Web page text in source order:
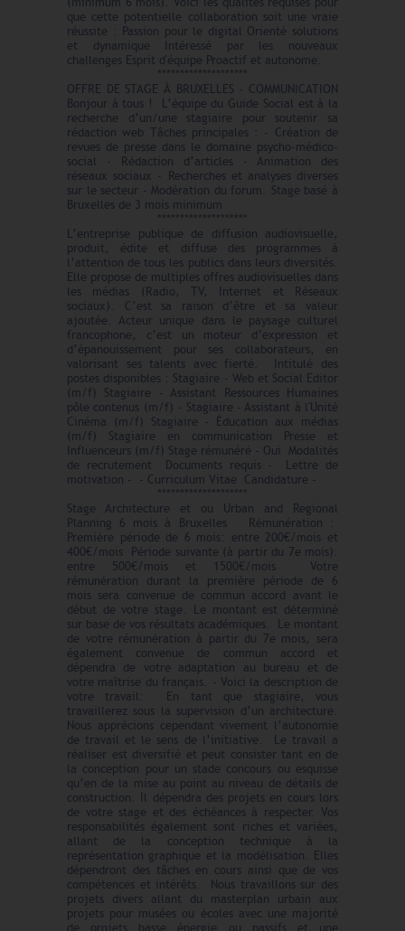
que cette potentielle collaboration soit une vraie
réussite : Passion pour le digital Orienté solutions
et dynamique Intéressé par les nouveaux
challenges Esprit d'équipe Proactif et autonome.
********************
OFFRE DE STAGE À BRUXELLES - COMMUNICATION
Bonjour à tous ! L’équipe du Guide Social est à la
recherche d’un/une stagiaire pour soutenir sa
rédaction web Tâches principales : - Création de
revues de presse dans le domaine psycho-médico-
social - Rédaction d’articles - Animation des
réseaux sociaux - Recherches et analyses diverses
sur le secteur - Modération du forum. Stage basé à
Bruxelles de 3 mois minimum
********************
L’entreprise publique de diffusion audiovisuelle,
produit, édite et diffuse des programmes à
l’attention de tous les publics dans leurs diversités.
Elle propose de multiples offres audiovisuelles dans
les médias (Radio, TV, Internet et Réseaux
sociaux). C’est sa raison d’être et sa valeur
ajoutée. Acteur unique dans le paysage culturel
francophone, c’est un moteur d’expression et
d’épanouissement pour ses collaborateurs, en
valorisant ses talents avec fierté. Intitulé des
postes disponibles : Stagiaire - Web et Social Editor
(m/f) Stagiaire - Assistant Ressources Humaines
pôle contenus (m/f) - Stagiaire - Assistant à l'Unité
Cinéma (m/f) Stagiaire - Éducation aux médias
(m/f) Stagiaire en communication Presse et
Influenceurs (m/f) Stage rémunéré - Oui Modalités
de recrutement Documents requis - Lettre de
motivation - - Curriculum Vitae Candidature -
********************
Stage Architecture et ou Urban and Regional
Planning 6 mois à Bruxelles Rémunération :
Première période de 6 mois: entre 200€/mois et
400€/mois Période suivante (à partir du 7e mois):
entre 500€/mois et 1500€/mois Votre
rémunération durant la première période de 6
mois sera convenue de commun accord avant le
début de votre stage. Le montant est déterminé
sur base de vos résultats académiques. Le montant
de votre rémunération à partir du 7e mois, sera
également convenue de commun accord et
dépendra de votre adaptation au bureau et de
votre maîtrise du français. - Voici la description de
votre travail: En tant que stagiaire, vous
travaillerez sous la supervision d’un architecture.
Nous apprécions cependant vivement l’autonomie
de travail et le sens de l’initiative. Le travail a
réaliser est diversifié et peut consister tant en de
la conception pour un stade concours ou esquisse
qu’en de la mise au point au niveau de détails de
construction. Il dépendra des projets en cours lors
de votre stage et des échéances à respecter. Vos
responsabilités également sont riches et variées,
allant de la conception technique à la
représentation graphique et la modélisation. Elles
dépendront des tâches en cours ainsi que de vos
compétences et intérêts. Nous travaillons sur des
projets divers allant du masterplan urbain aux
projets pour musées ou écoles avec une majorité